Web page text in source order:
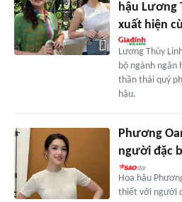
hậu Lương
xuất hiện
Lương Thùy
bộ ngành ngân
thần thái quý
hậu.
Phương
người đặc
Hoa hậu
thiết với người